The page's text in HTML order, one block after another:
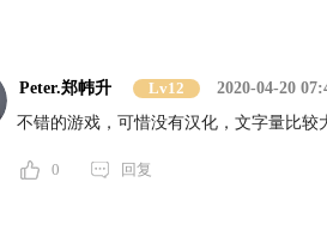
Peter.郑帏升 Lv12
2020-04-20
不错的游戏，可惜没有汉化，文字量比较
0 回复